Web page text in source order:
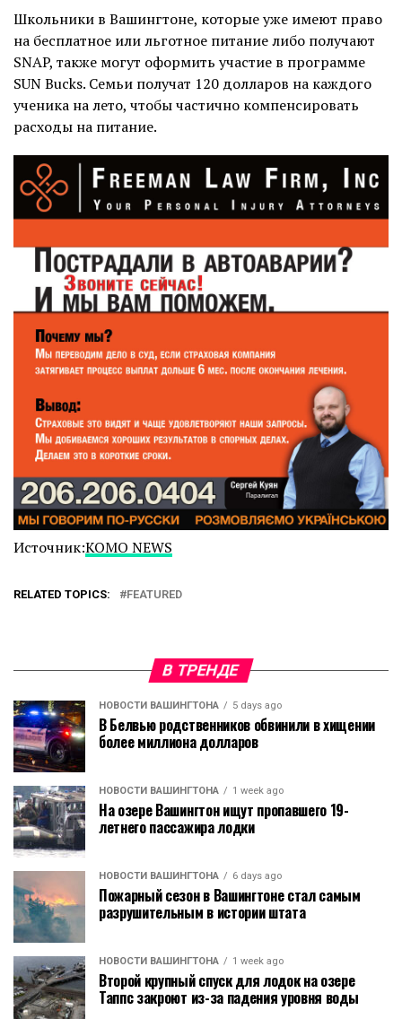
Школьники в Вашингтоне, которые уже имеют право
на бесплатное или льготное питание либо получают
SNAP, также могут оформить участие в программе
SUN Bucks. Семьи получат 120 долларов на каждого
ученика на лето, чтобы частично компенсировать
расходы на питание.
Источник:KOMO NEWS
RELATED TOPICS: FEATURED
В ТРЕНДЕ
НОВОСТИ ВАШИНГТОНА 5 days ago
В Белвью родственников обвинили в хищении
более миллиона долларов
НОВОСТИ ВАШИНГТОНА 1 week ago
На озере Вашингтон ищут пропавшего 19-
летнего пассажира лодки
НОВОСТИ ВАШИНГТОНА 6 days ago
Пожарный сезон в Вашингтоне стал самым
разрушительным в истории штата
НОВОСТИ ВАШИНГТОНА 1 week ago
Второй крупный спуск для лодок на озере
Таппс закроют из-за падения уровня воды